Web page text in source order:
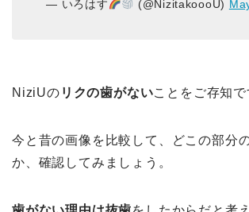
— いろはす (@NizitakoooU)
NiziUの リクの歯がないことをご存知で
今と昔の画像を比較して、どこの部分
か、確認してみましょう。